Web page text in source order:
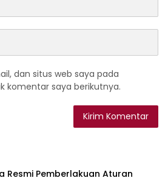
dan situs web saya pada
komentar saya berikutnya.
Resmi Pemberlakuan Aturan